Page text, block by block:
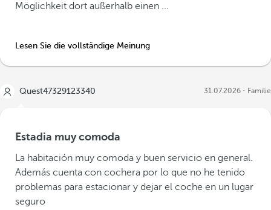
Möglichkeit dort außerhalb einen ...
Lesen Sie die vollständige Meinung
Quest47329123340 31.07.2026 Familie
Estadia muy comoda
La habitación muy comoda y buen servicio en general.
Además cuenta con cochera por lo que no he tenido
problemas para estacionar y dejar el coche en un lugar
seguro